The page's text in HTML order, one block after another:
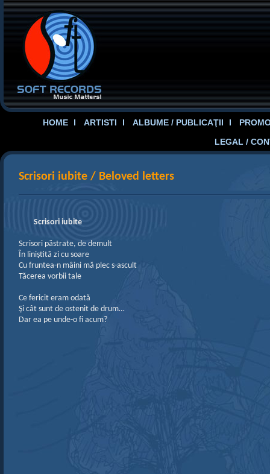
HOME ARTISTI ALBUME / PUBLICAŢII
LEGAL /
Scrisori iubite / Beloved letters
Scrisori iubite
Scrisori păstrate, de demult
În liniştită zi cu soare
Cu fruntea-n mâini mă plec s-ascult
Tăcerea vorbii tale
Ce fericit eram odată
Şi cât sunt de ostenit de drum…
Dar ea pe unde-o fi acum?